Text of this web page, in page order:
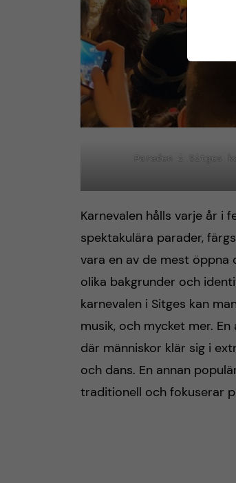
Paraden i Sitges
Karnevalen hålls varje år i
spektakulära parader,
vara en av de mest öppna
olika bakgrunder och
karnevalen i Sitges kan
musik, och mycket mer.
där människor klär sig i
och dans. En annan
traditionell och fokuserar